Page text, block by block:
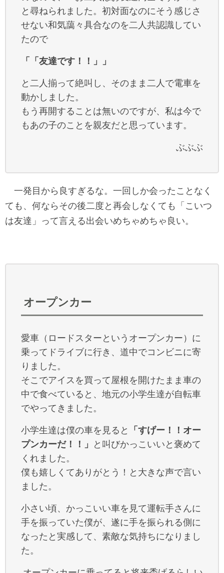
と尋ねられました。初対面なのにそう感じさ
せない和気藹々具合なのを二人共認識してい
たので
「「友達です！！」」
と二人揃って絶叫し、そのまま二人で電車を
動かしました。
もう再開することは無いのですが、私は今で
もあの子のことを親友だと思っています。
ぶぶぶ
一発目から良すぎるな。一回しか会ったことなく
ても、何ならその後二度と再会しなくても「こいつ
は友達」って言える出会いめちゃめちゃ良い。
オープンカー
愛車（ロードスターというオープンカー）に
乗ってドライブに行き、道中でコンビニに寄
りました。
そこでアイスを買って屋根を開けたまま車の
中で食べていると、地元の小学生達が自転車
でやってきました。
小学生達は僕の車を見ると
「すげー！！オー
プンカーだ！！」
と叫びかっこいいと褒めて
くれました。
僕も嬉しくてありがとう！と大きな声で言い
ました。
小さい頃、かっこいい車を見て運転手さんに
手を振っていた僕が、遂に手を振られる側に
なったと実感して、素敵な気持ちになりまし
た。